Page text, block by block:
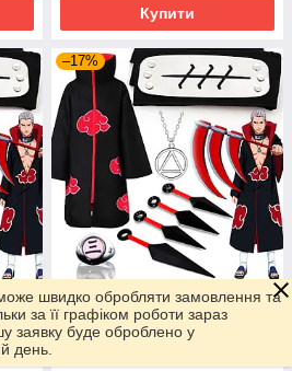
Купити
+
–17%
Набір Хідана (Акацукі) з
аніме Наруто: Плащ Акацукі+
Пов'язка + Кільце + Кулон + 4
швидко обробляти замовлення та
за її графіком роботи зараз
заявку буде оброблено у
день.